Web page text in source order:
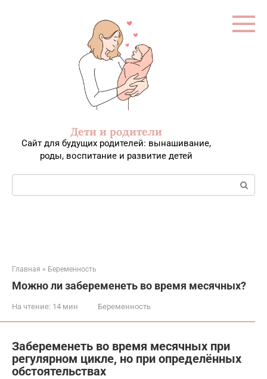
Дети и родители
Сайт для будущих родителей: вынашивание,
роды, воспитание и развитие детей
Поиск:
Главная » Беременность
Можно ли забеременеть во время месячных?
На чтение: 14 мин Беременность
Забеременеть во время месячных при
регулярном цикле, но при определённых
обстоятельствах